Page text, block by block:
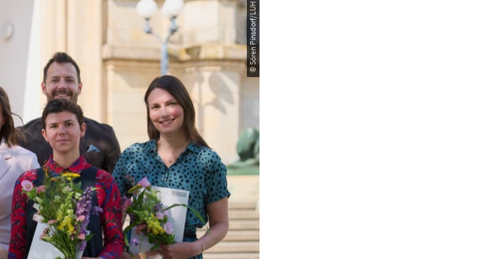
© Sören Pinsdorf/LUH